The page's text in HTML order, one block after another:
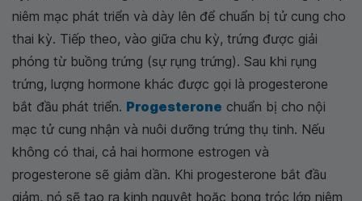
niêm mạc phát triển và dày lên để chuẩn bị tử cung cho
thai kỳ. Tiếp theo, vào giữa chu kỳ, trứng được giải
phóng từ buồng trứng (sự rụng trứng). Sau khi rụng
trứng, lượng hormone khác được gọi là progesterone
bắt đầu phát triển. Progesterone chuẩn bị cho nội
mạc tử cung nhận và nuôi dưỡng trứng thụ tinh. Nếu
không có thai, cả hai hormone estrogen và
progesterone sẽ giảm dần. Khi progesterone bắt đầu
giảm, nó sẽ tạo ra kinh nguyệt hoặc bong tróc lớp niêm